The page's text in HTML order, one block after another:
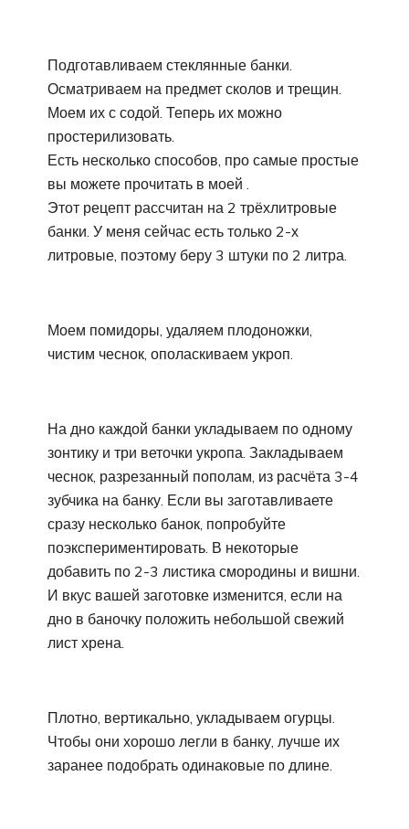
Подготавливаем стеклянные банки.
Осматриваем на предмет сколов и трещин.
Моем их с содой. Теперь их можно
простерилизовать.
Есть несколько способов, про самые простые
вы можете прочитать в моей .
Этот рецепт рассчитан на 2 трёхлитровые
банки. У меня сейчас есть только 2-х
литровые, поэтому беру 3 штуки по 2 литра.
Моем помидоры, удаляем плодоножки,
чистим чеснок, ополаскиваем укроп.
На дно каждой банки укладываем по одному
зонтику и три веточки укропа. Закладываем
чеснок, разрезанный пополам, из расчёта 3-4
зубчика на банку. Если вы заготавливаете
сразу несколько банок, попробуйте
поэкспериментировать. В некоторые
добавить по 2-3 листика смородины и вишни.
И вкус вашей заготовке изменится, если на
дно в баночку положить небольшой свежий
лист хрена.
Плотно, вертикально, укладываем огурцы.
Чтобы они хорошо легли в банку, лучше их
заранее подобрать одинаковые по длине.